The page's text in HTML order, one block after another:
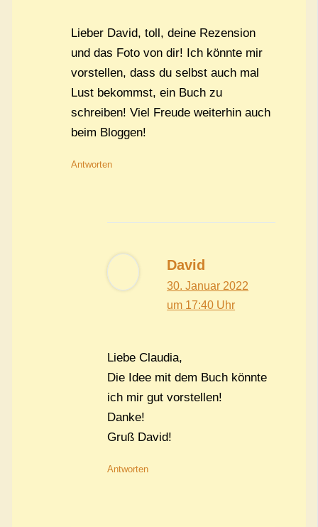
Lieber David, toll, deine Rezension
und das Foto von dir! Ich könnte mir
vorstellen, dass du selbst auch mal
Lust bekommst, ein Buch zu
schreiben! Viel Freude weiterhin auch
beim Bloggen!
Antworten
David
30. Januar 2022
um 17:40 Uhr
Liebe Claudia,
Die Idee mit dem Buch könnte
ich mir gut vorstellen!
Danke!
Gruß David!
Antworten